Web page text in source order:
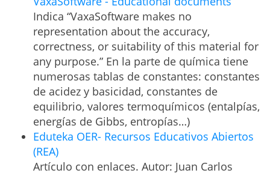
Indica “VaxaSoftware makes no
representation about the accuracy,
correctness, or suitability of this material for
any purpose.” En la parte de química tiene
numerosas tablas de constantes: constantes
de acidez y basicidad, constantes de
equilibrio, valores termoquímicos (entalpías,
energías de Gibbs, entropías…)
Eduteka OER- Recursos Educativos Abiertos
(REA)
Artículo con enlaces. Autor: Juan Carlos